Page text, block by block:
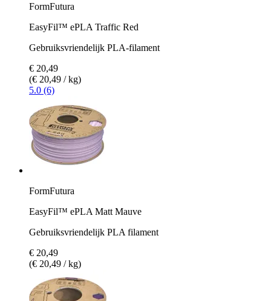
FormFutura
EasyFil™ ePLA Traffic Red
Gebruiksvriendelijk PLA-filament
€ 20,49
(€ 20,49 / kg)
5.0 (6)
FormFutura
EasyFil™ ePLA Matt Mauve
Gebruiksvriendelijk PLA filament
€ 20,49
(€ 20,49 / kg)